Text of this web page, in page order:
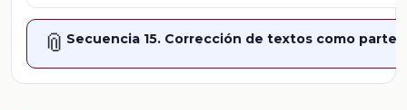
📎 Secuencia 15. Corrección de textos como parte